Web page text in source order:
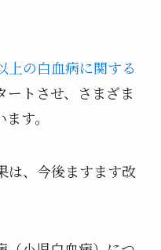
上の白血病に関する
ートさせ、さまざま
す。
は、今後ますます改